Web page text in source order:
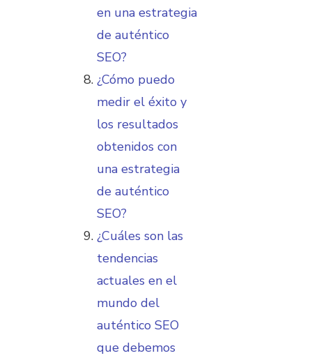
en una estrategia
de auténtico
SEO?
¿Cómo puedo
medir el éxito y
los resultados
obtenidos con
una estrategia
de auténtico
SEO?
¿Cuáles son las
tendencias
actuales en el
mundo del
auténtico SEO
que debemos